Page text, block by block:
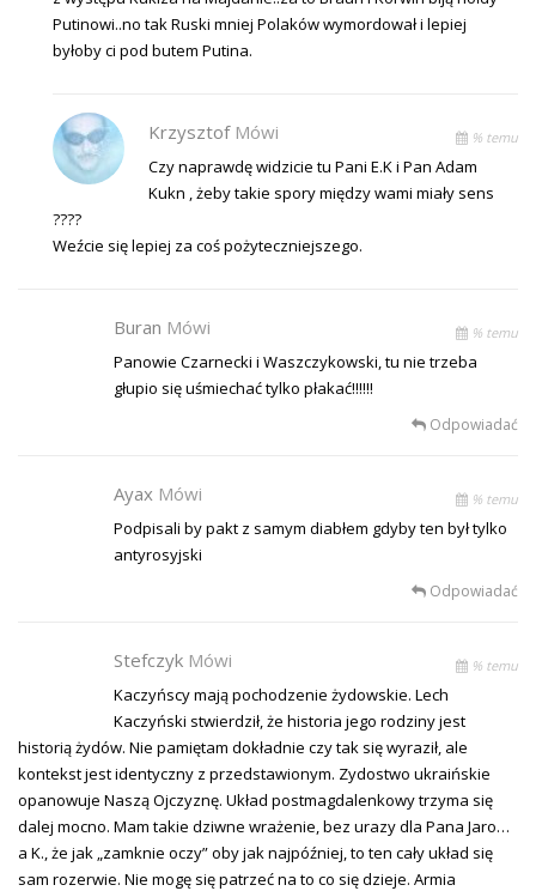
Putinowi..no tak Ruski mniej Polaków wymordował i lepiej
byłoby ci pod butem Putina.
Krzysztof Mówi % temu
Czy naprawdę widzicie tu Pani E.K i Pan Adam
Kukn , żeby takie spory między wami miały sens
????
Weźcie się lepiej za coś pożyteczniejszego.
Buran Mówi % temu
Panowie Czarnecki i Waszczykowski, tu nie trzeba
głupio się uśmiechać tylko płakać!!!!!!
Odpowiadać
Ayax Mówi % temu
Podpisali by pakt z samym diabłem gdyby ten był tylko
antyrosyjski
Odpowiadać
Stefczyk Mówi % temu
Kaczyńscy mają pochodzenie żydowskie. Lech
Kaczyński stwierdził, że historia jego rodziny jest
historią żydów. Nie pamiętam dokładnie czy tak się wyraził, ale
kontekst jest identyczny z przedstawionym. Zydostwo ukraińskie
opanowuje Naszą Ojczyznę. Układ postmagdalenkowy trzyma się
dalej mocno. Mam takie dziwne wrażenie, bez urazy dla Pana Jaro…
a K., że jak „zamknie oczy” oby jak najpóźniej, to ten cały układ się
sam rozerwie. Nie mogę się patrzeć na to co się dzieje. Armia